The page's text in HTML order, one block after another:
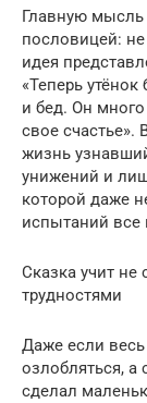
Главную мысль
пословицей: не
идея
«Теперь
и бед. Он
свое счастье».
жизнь
унижений и
которой даже
испытаний все
Сказка учит не
трудностями
Даже если
озлобляться, а
сделал